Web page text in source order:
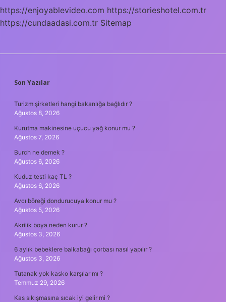
https://enjoyablevideo.com https://storieshotel.com.tr
https://cundaadasi.com.tr Sitemap
SIDEBAR
Son Yazılar
Turizm şirketleri hangi bakanlığa bağlıdır ?
Ağustos 8, 2026
Kurutma makinesine uçucu yağ konur mu ?
Ağustos 7, 2026
Burch ne demek ?
Ağustos 6, 2026
Kuduz testi kaç TL ?
Ağustos 6, 2026
Avcı böreği dondurucuya konur mu ?
Ağustos 5, 2026
Akrilik boya neden kurur ?
Ağustos 3, 2026
6 aylık bebeklere balkabağı çorbası nasıl yapılır ?
Ağustos 3, 2026
Tutanak yok kasko karşılar mı ?
Temmuz 29, 2026
Kas sıkışmasına sıcak iyi gelir mi ?